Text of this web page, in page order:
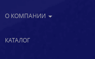
О КОМПАНИИ
КАТАЛОГ